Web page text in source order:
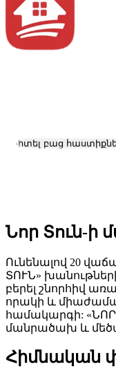
Դիտել բաց
Նոր Տուն-ի
Ունենալով 20
ՏՈՒՆ»
բերել շնորհիվ
որակի և
համակարգի: «ՆՈՐ
մանրածախ և
Հիմնական